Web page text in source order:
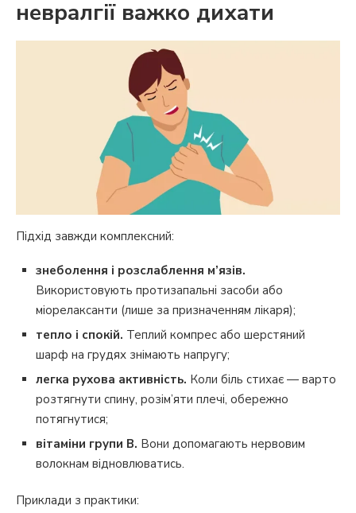
невралгії важко дихати
Підхід завжди комплексний:
знеболення і розслаблення м’язів.
Використовують протизапальні засоби або
міорелаксанти (лише за призначенням лікаря);
тепло і спокій. Теплий компрес або шерстяний
шарф на грудях знімають напругу;
легка рухова активність. Коли біль стихає — варто
розтягнути спину, розім’яти плечі, обережно
потягнутися;
вітаміни групи B. Вони допомагають нервовим
волокнам відновлюватись.
Приклади з практики: